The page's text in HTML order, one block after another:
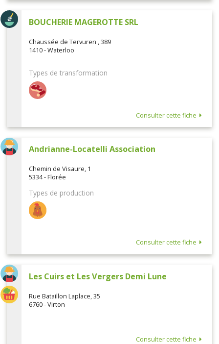
BOUCHERIE MAGEROTTE SRL
Chaussée de Tervuren , 389
1410 - Waterloo
Types de transformation
Consulter cette fiche
Andrianne-Locatelli Association
Chemin de Visaure, 1
5334 - Florée
Types de production
Consulter cette fiche
Les Cuirs et Les Vergers Demi Lune
Rue Bataillon Laplace, 35
6760 - Virton
Consulter cette fiche